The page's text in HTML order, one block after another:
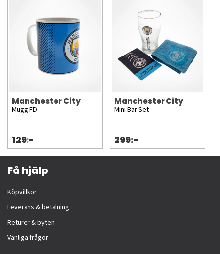
Manchester City
Mugg FD
129:-
Manchester City
Mini Bar Set
299:-
Få hjälp
Köpvillkor
Leverans & betalning
Returer & byten
Vanliga frågor